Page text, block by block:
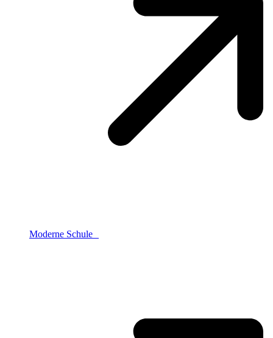
Moderne Schule